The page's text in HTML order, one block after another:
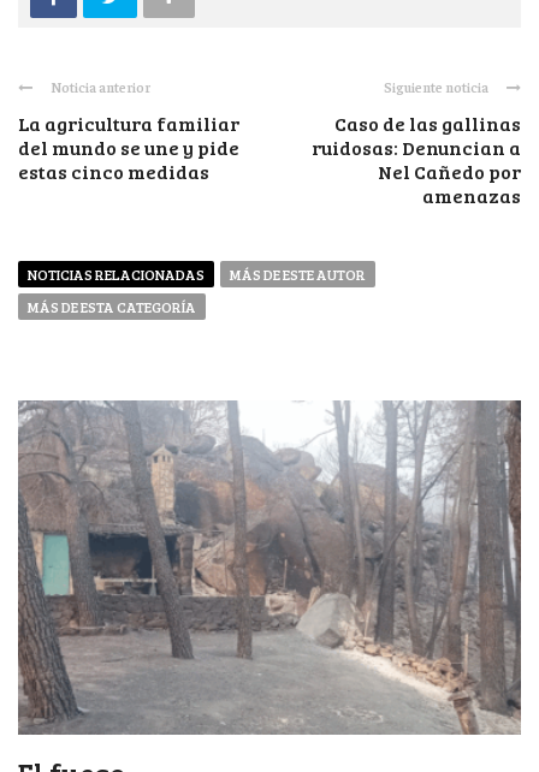
Noticia anterior
La agricultura familiar
del mundo se une y pide
estas cinco medidas
Siguiente noticia
Caso de las gallinas
ruidosas: Denuncian a
Nel Cañedo por
amenazas
NOTICIAS RELACIONADAS
MÁS DE ESTE AUTOR
MÁS DE ESTA CATEGORÍA